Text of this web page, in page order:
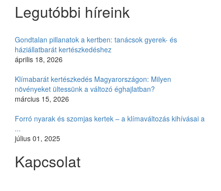
Legutóbbi híreink
Gondtalan pillanatok a kertben: tanácsok gyerek- és
háziállatbarát kertészkedéshez
április 18, 2026
Klímabarát kertészkedés Magyarországon: Milyen
növényeket ültessünk a változó éghajlatban?
március 15, 2026
Forró nyarak és szomjas kertek – a klímaváltozás kihívásai a
...
július 01, 2025
Kapcsolat